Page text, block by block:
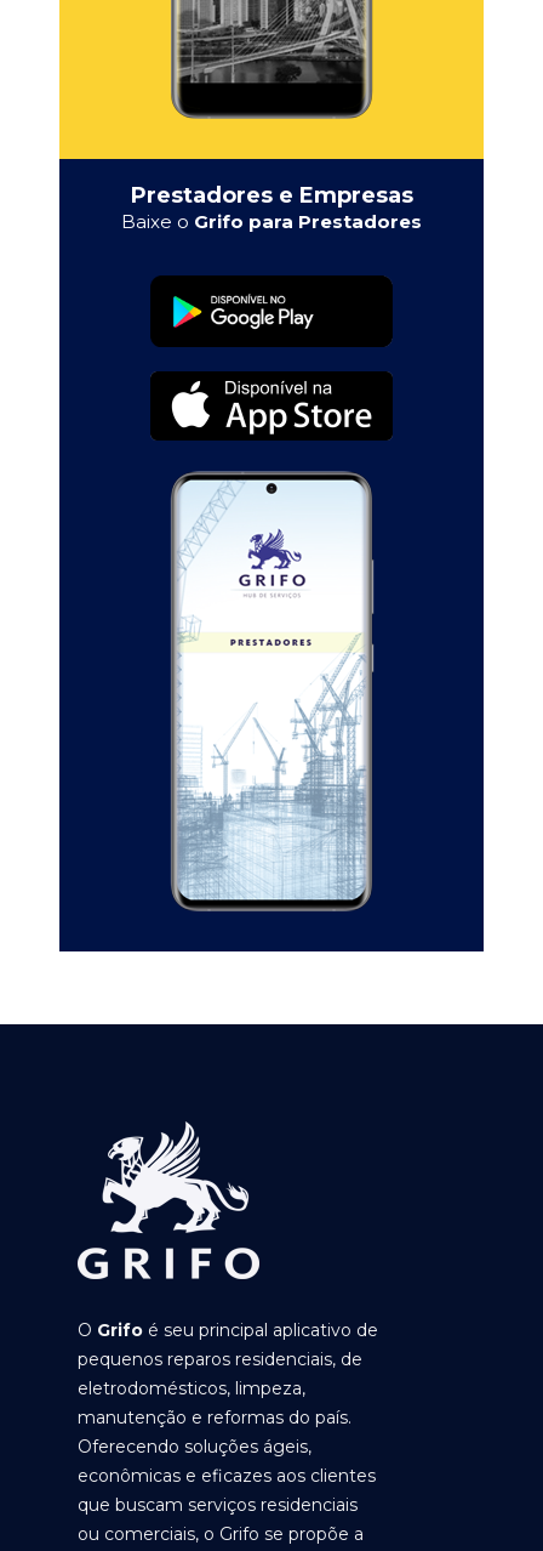
Prestadores e Empresas
Baixe o Grifo para Prestadores
O Grifo é seu principal aplicativo de
pequenos reparos residenciais, de
eletrodomésticos, limpeza,
manutenção e reformas do país.
Oferecendo soluções ágeis,
econômicas e eficazes aos clientes
que buscam serviços residenciais
ou comerciais, o Grifo se propõe a